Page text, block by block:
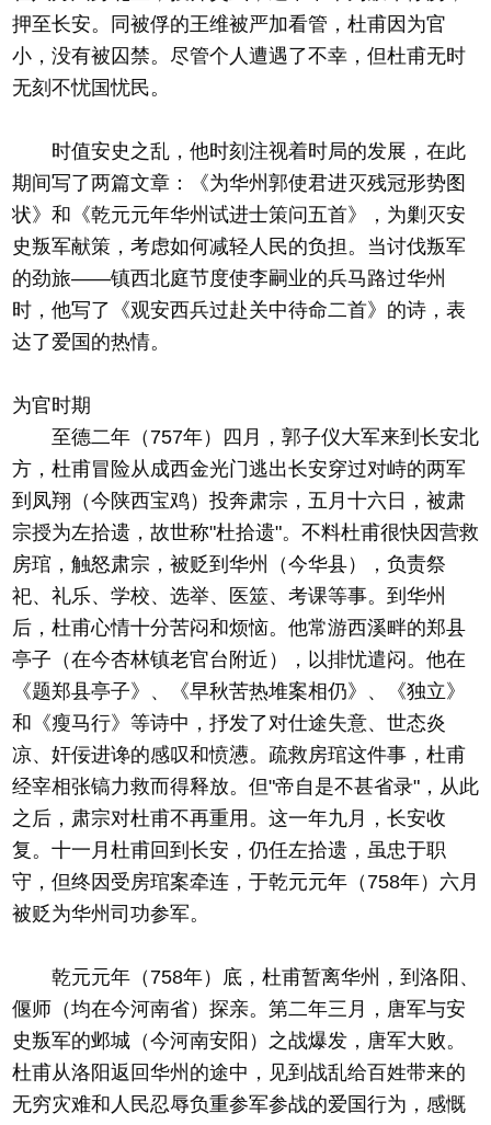
押至长安。同被俘的王维被严加看管，杜甫因为官
小，没有被囚禁。尽管个人遭遇了不幸，但杜甫无时
无刻不忧国忧民。
时值安史之乱，他时刻注视着时局的发展，在此
期间写了两篇文章：《为华州郭使君进灭残冠形势图
状》和《乾元元年华州试进士策问五首》，为剿灭安
史叛军献策，考虑如何减轻人民的负担。当讨伐叛军
的劲旅——镇西北庭节度使李嗣业的兵马路过华州
时，他写了《观安西兵过赴关中待命二首》的诗，表
达了爱国的热情。
为官时期
至德二年（757年）四月，郭子仪大军来到长安北
方，杜甫冒险从成西金光门逃出长安穿过对峙的两军
到凤翔（今陕西宝鸡）投奔肃宗，五月十六日，被肃
宗授为左拾遗，故世称"杜拾遗"。不料杜甫很快因营救
房琯，触怒肃宗，被贬到华州（今华县），负责祭
祀、礼乐、学校、选举、医筮、考课等事。到华州
后，杜甫心情十分苦闷和烦恼。他常游西溪畔的郑县
亭子（在今杏林镇老官台附近），以排忧遣闷。他在
《题郑县亭子》、《早秋苦热堆案相仍》、《独立》
和《瘦马行》等诗中，抒发了对仕途失意、世态炎
凉、奸佞进谗的感叹和愤懑。疏救房琯这件事，杜甫
经宰相张镐力救而得释放。但"帝自是不甚省录"，从此
之后，肃宗对杜甫不再重用。这一年九月，长安收
复。十一月杜甫回到长安，仍任左拾遗，虽忠于职
守，但终因受房琯案牵连，于乾元元年（758年）六月
被贬为华州司功参军。
乾元元年（758年）底，杜甫暂离华州，到洛阳、
偃师（均在今河南省）探亲。第二年三月，唐军与安
史叛军的邺城（今河南安阳）之战爆发，唐军大败。
杜甫从洛阳返回华州的途中，见到战乱给百姓带来的
无穷灾难和人民忍辱负重参军参战的爱国行为，感慨